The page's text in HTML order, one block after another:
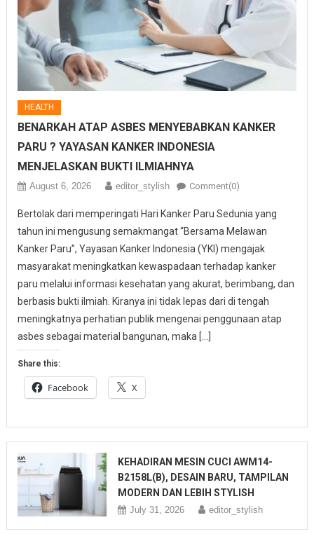
HEALTH
BENARKAH ATAP ASBES MENYEBABKAN KANKER
PARU ? YAYASAN KANKER INDONESIA
MENJELASKAN BUKTI ILMIAHNYA
August 6, 2026 editor_stylish Comment(0)
Bertolak dari memperingati Hari Kanker Paru Sedunia yang
tahun ini mengusung semakmangat “Bersama Melawan
Kanker Paru”, Yayasan Kanker Indonesia (YKI) mengajak
masyarakat meningkatkan kewaspadaan terhadap kanker
paru melalui informasi kesehatan yang akurat, berimbang, dan
berbasis bukti ilmiah. Kiranya ini tidak lepas dari di tengah
meningkatnya perhatian publik mengenai penggunaan atap
asbes sebagai material bangunan, maka […]
Share this:
Facebook X
KEHADIRAN MESIN CUCI AWM14-
B2158L(B), DESAIN BARU, TAMPILAN
MODERN DAN LEBIH STYLISH
July 31, 2026 editor_stylish